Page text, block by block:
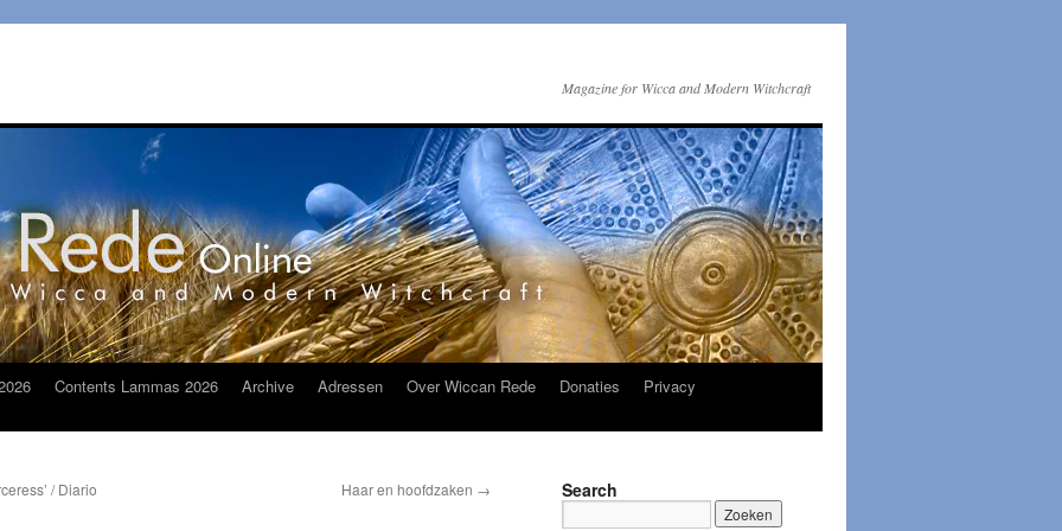
Magazine for Wicca and Modern Witchcraft
Contents Lammas 2026 Archive Adressen Over Wiccan Rede Donaties Privacy
/ Diario
Haar en hoofdzaken → Search